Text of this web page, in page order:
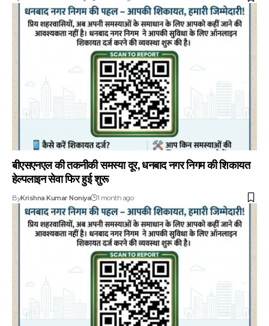
बीएसएनएल की तकनीकी समस्या दूर, धनबाद नगर निगम की शिकायत
हेल्पलाइन सेवा फिर हुई शुरू
ByKrishna Kumar Noniya 1 month ago